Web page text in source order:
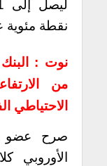
نقطة مئوية
نوت : البنك
من
الاحتياطي
صرح عضو
الأوروبي